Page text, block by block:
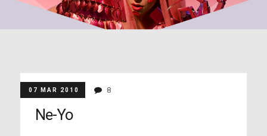
07 MAR 2010 8
Ne-Yo